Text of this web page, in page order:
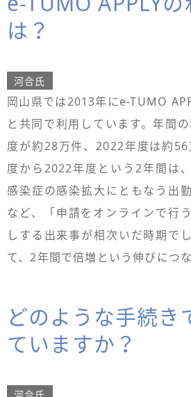
は？
河合氏
岡山県では2013年にe-TUMO
と共同で利用しています。年間
度が約28万件、2022年度は約
度から2022年度という2年間は
感染症の感染拡大にともなう出
など、「申請をオンラインで行
しする出来事が相次いだ時期で
て、2年間で倍増という伸びにつ
どのような手続き
ていますか？